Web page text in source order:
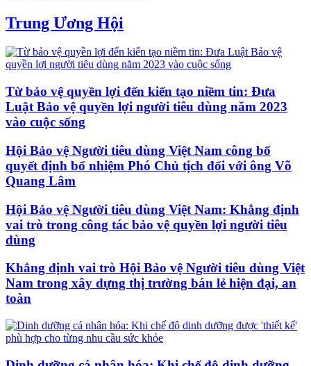
Trung Ương Hội
Từ bảo vệ quyền lợi đến kiến tạo niềm tin: Đưa
Luật Bảo vệ quyền lợi người tiêu dùng năm 2023
vào cuộc sống
Hội Bảo vệ Người tiêu dùng Việt Nam công bố
quyết định bổ nhiệm Phó Chủ tịch đối với ông Võ
Quang Lâm
Hội Bảo vệ Người tiêu dùng Việt Nam: Khẳng định
vai trò trong công tác bảo vệ quyền lợi người tiêu
dùng
Khẳng định vai trò Hội Bảo vệ Người tiêu dùng Việt
Nam trong xây dựng thị trường bán lẻ hiện đại, an
toàn